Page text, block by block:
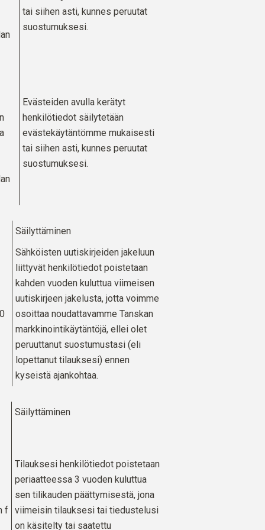
tai siihen asti, kunnes peruutat
suostumuksesi.
Evästeiden avulla kerätyt
henkilötiedot säilytetään
evästekäytäntömme mukaisesti
tai siihen asti, kunnes peruutat
suostumuksesi.
Säilyttäminen
Sähköisten uutiskirjeiden jakeluun
liittyvät henkilötiedot poistetaan
kahden vuoden kuluttua viimeisen
uutiskirjeen jakelusta, jotta voimme
osoittaa noudattavamme Tanskan
markkinointikäytäntöjä, ellei olet
peruuttanut suostumustasi (eli
lopettanut tilauksesi) ennen
kyseistä ajankohtaa.
Säilyttäminen
f
Tilauksesi henkilötiedot poistetaan
periaatteessa 3 vuoden kuluttua
sen tilikauden päättymisestä, jona
viimeisin tilauksesi tai tiedustelusi
on käsitelty tai saatettu